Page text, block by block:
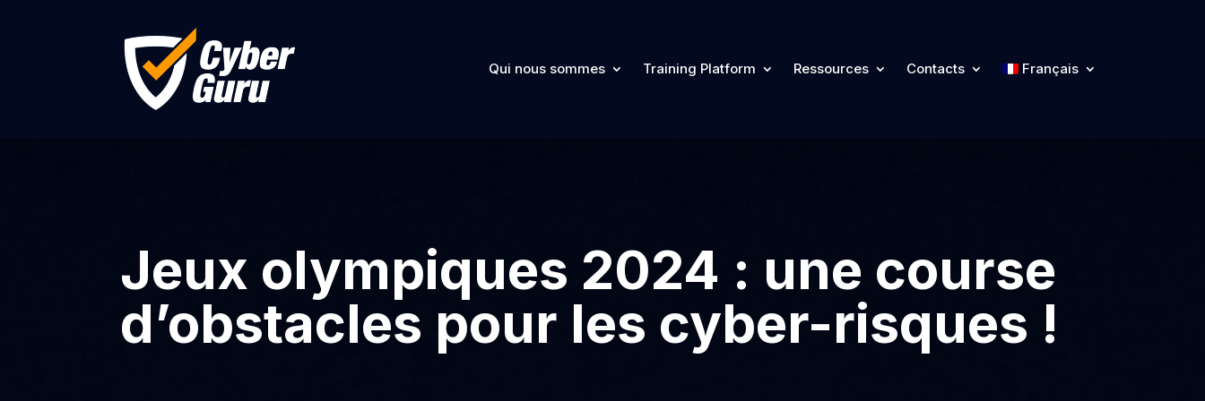
Qui nous sommes Training Platform Ressources Contacts Français
Jeux olympiques 2024 : une course
d’obstacles pour les cyber-risques !